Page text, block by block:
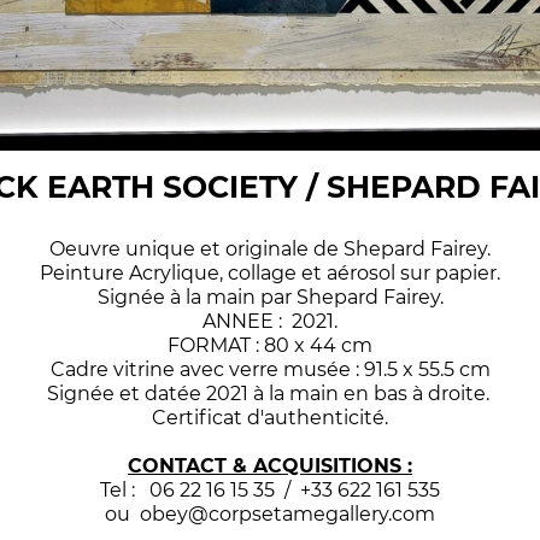
EARTH SOCIETY / SHEPARD
Oeuvre unique et originale de Shepard Fairey.
Peinture Acrylique, collage et aérosol sur papier.
Signée à la main par Shepard Fairey.
ANNEE : 2021.
FORMAT : 80 x 44 cm
Cadre vitrine avec verre musée : 91.5 x 55.5 cm
Signée et datée 2021 à la main en bas à droite.
Certificat d'authenticité.
CONTACT & ACQUISITIONS :
Tel : 06 22 16 15 35 / +33 622 161 535
ou obey@corpsetamegallery.com